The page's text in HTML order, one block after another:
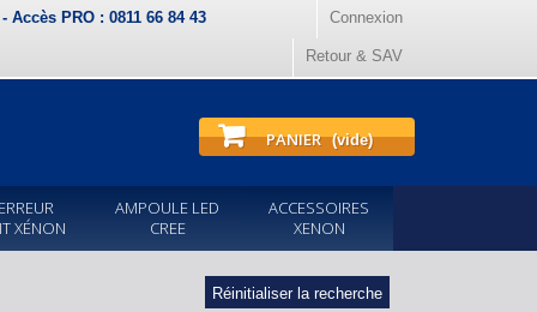
Connexion
Accès PRO : 0811 66 84 43
Retour & SAV
PANIER (vide)
XÉNON
AMPOULE LED
CREE
ACCESSOIRES
XENON
Réinitialiser la recherche